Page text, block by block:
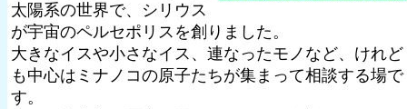
太陽系の世界で、シリウス
が宇宙のペルセポリスを創りました。
大きなイスや小さなイス、連なったモノなど、けれど
も中心はミナノコの原子たちが集まって相談する場で
す。